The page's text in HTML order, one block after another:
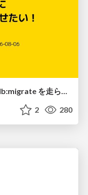
モノリス Rails でも日中に rails db:migrate を走らせたい！ / Daytime rails db:migrate on Monolithic Rails!
2 280